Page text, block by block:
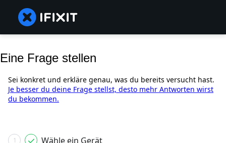
Eine Frage stellen
Sei konkret und erkläre genau, was du bereits versucht hast.
Je besser du deine Frage stellst, desto mehr Antworten wirst
du bekommen.
1 Wähle ein Gerät